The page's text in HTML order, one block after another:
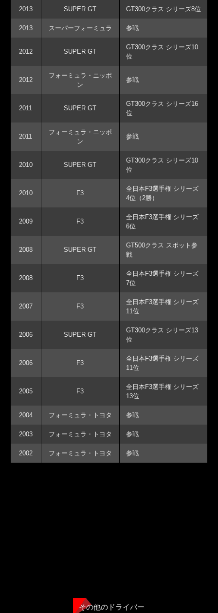
2013 SUPER GT GT300クラス シリーズ8位
2013 スーパーフォーミュラ 参戦
2012 SUPER GT
GT300クラス シリーズ10
位
2012
フォーミュラ・ニッポ
ン
参戦
2011 SUPER GT
GT300クラス シリーズ16
位
2011
フォーミュラ・ニッポ
ン
参戦
2010 SUPER GT
GT300クラス シリーズ10
位
2010 F3
全日本F3選手権 シリーズ
4位（2勝）
2009 F3
全日本F3選手権 シリーズ
6位
2008 SUPER GT
GT500クラス スポット参
戦
2008 F3
全日本F3選手権 シリーズ
7位
2007 F3
全日本F3選手権 シリーズ
11位
2006 SUPER GT
GT300クラス シリーズ13
位
2006 F3
全日本F3選手権 シリーズ
11位
2005 F3
全日本F3選手権 シリーズ
13位
2004 フォーミュラ・トヨタ 参戦
2003 フォーミュラ・トヨタ 参戦
2002 フォーミュラ・トヨタ 参戦
その他のドライバー